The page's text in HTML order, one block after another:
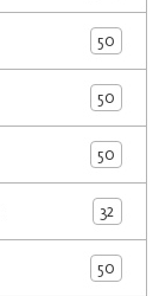
50
50
50
32
50